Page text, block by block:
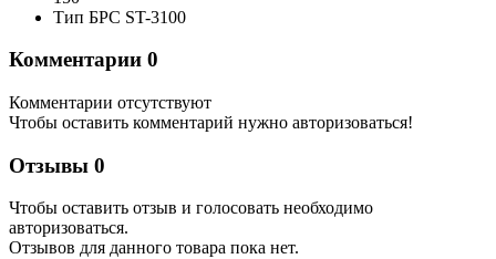
Тип БРС ST-3100
Комментарии 0
Комментарии отсутствуют
Чтобы оставить комментарий нужно авторизоваться!
Отзывы 0
Чтобы оcтавить отзыв и голосовать необходимо
авторизоваться.
Отзывов для данного товара пока нет.